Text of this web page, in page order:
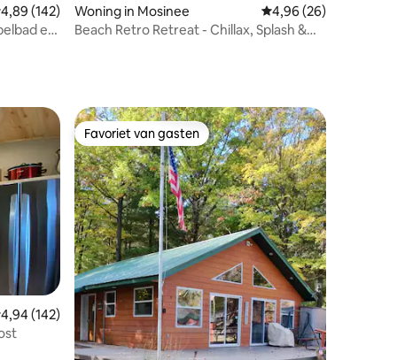
beoordeling van 4,89 op 5, 142 recensies
4,89 (142)
en
Woning in Mosinee Gemiddelde
4,96 (26)
Beach Retro Retreat - Chillax, Splash &
beoordeling van 4,94 op 5, 142 recensies
4,94 (142)
Favoriet van gasten
Favoriet van gasten